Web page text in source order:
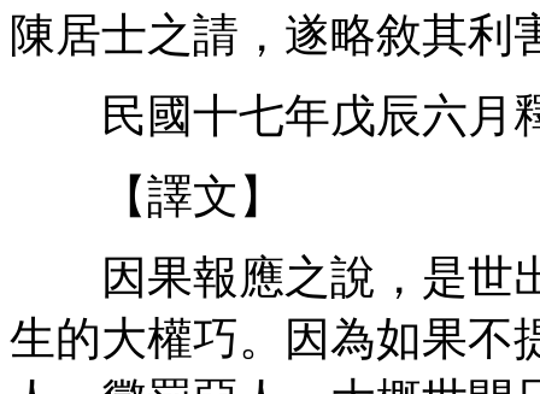
陳居士之請，遂略敘其利
民國十七年戊辰六月
【譯文】
因果報應之說，是世
生的大權巧。因為如果不